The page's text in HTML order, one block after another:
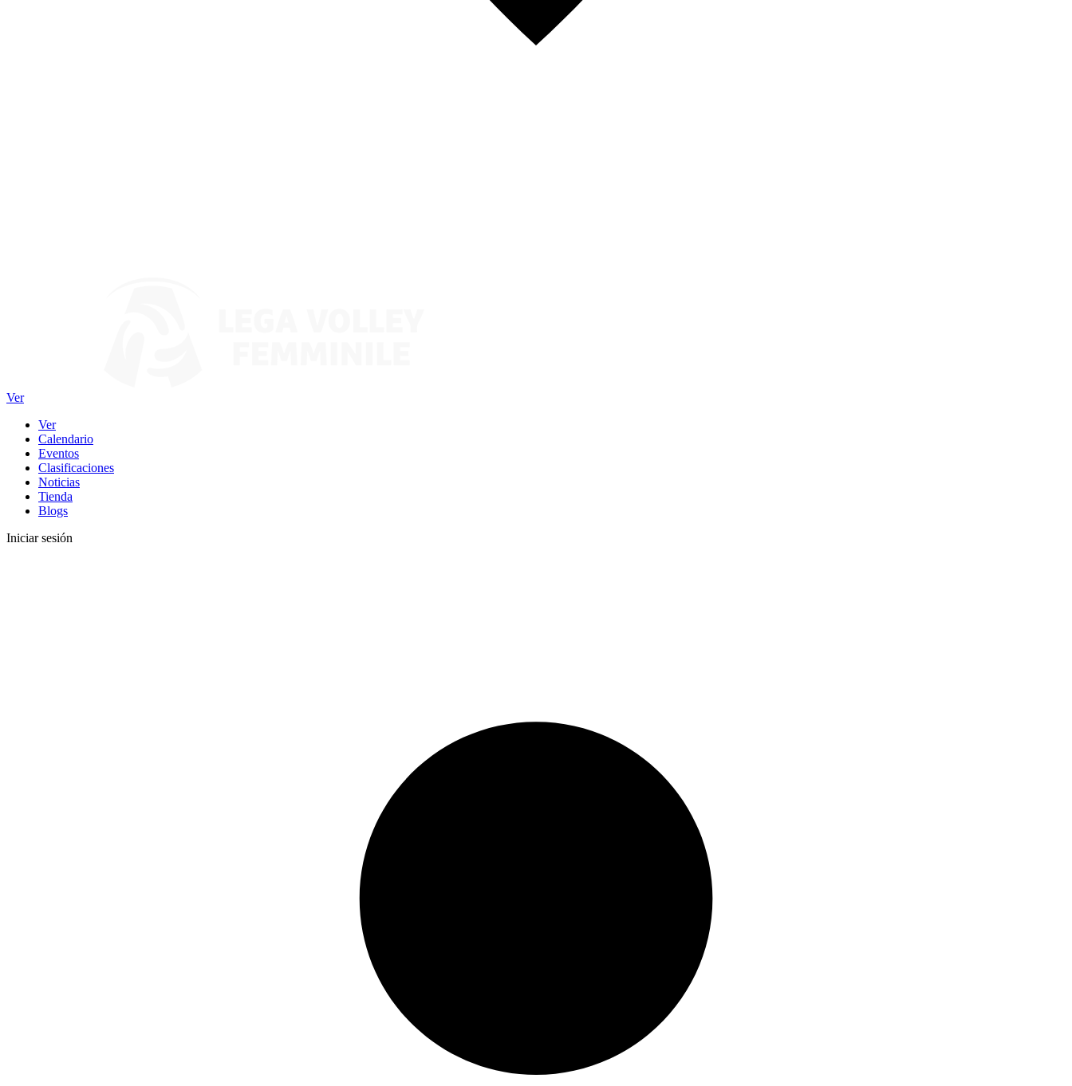
Ver
Ver
Calendario
Eventos
Clasificaciones
Noticias
Tienda
Blogs
Iniciar sesión